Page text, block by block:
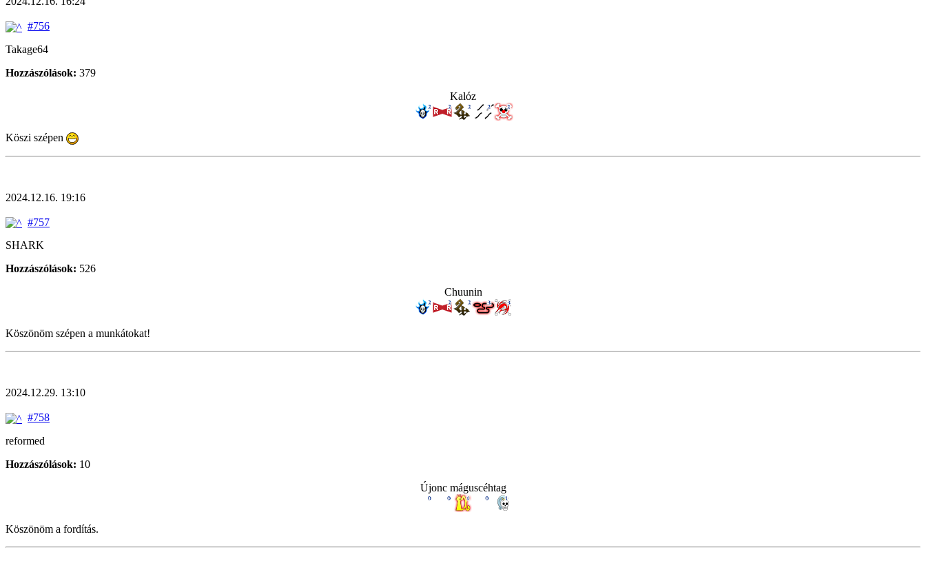
#756
Takage64
Hozzászólások: 379
Kalóz
Köszi szépen
2024.12.16. 19:16
#757
SHARK
Hozzászólások: 526
Chuunin
Köszönöm szépen a munkátokat!
2024.12.29. 13:10
#758
reformed
Hozzászólások: 10
Újonc máguscéhtag
Köszönöm a fordítás.